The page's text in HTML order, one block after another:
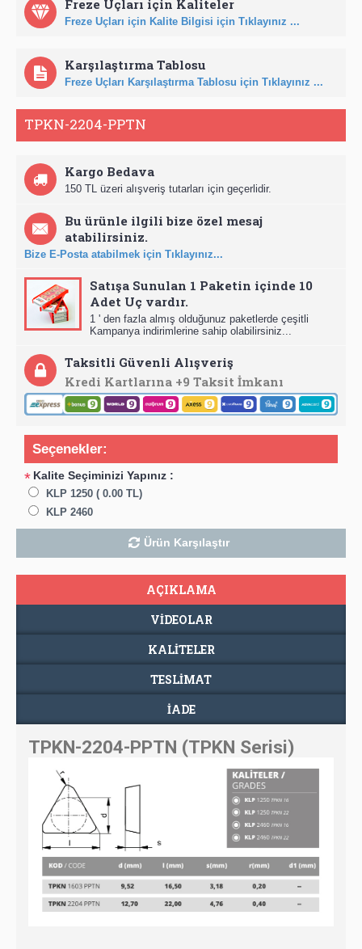
Freze Uçları için Kaliteler
Freze Uçları için Kalite Bilgisi için Tıklayınız ...
Karşılaştırma Tablosu
Freze Uçları Karşılaştırma Tablosu için Tıklayınız ...
TPKN-2204-PPTN
Kargo Bedava
150 TL üzeri alışveriş tutarları için geçerlidir.
Bu ürünle ilgili bize özel mesaj
atabilirsiniz.
Bize E-Posta atabilmek için Tıklayınız...
Satışa Sunulan 1 Paketin içinde 10
Adet Uç vardır.
1 ' den fazla almış olduğunuz paketlerde çeşitli
Kampanya indirimlerine sahip olabilirsiniz...
Taksitli Güvenli Alışveriş
Kredi Kartlarına +9 Taksit İmkanı
Seçenekler:
* Kalite Seçiminizi Yapınız :
KLP 1250 ( 0.00 TL)
KLP 2460
Ürün Karşılaştır
AÇIKLAMA
VIDEOLAR
KALİTELER
TESLIMAT
İADE
TPKN-2204-PPTN (TPKN Serisi)